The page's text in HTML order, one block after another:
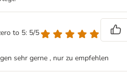
to 5: 5/5
sehr gerne , nur zu empfehlen